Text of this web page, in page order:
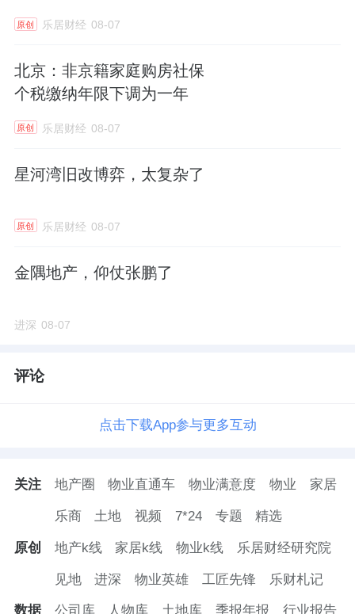
原创 乐居财经 08-07
北京：非京籍家庭购房社保
个税缴纳年限下调为一年
原创 乐居财经 08-07
星河湾旧改博弈，太复杂了
原创 乐居财经 08-07
金隅地产，仰仗张鹏了
进深 08-07
评论
点击下载App参与更多互动
关注 地产圈 物业直通车 物业满意度 物业 家居
乐商 土地 视频 7*24 专题 精选
原创 地产k线 家居k线 物业k线 乐居财经研究院
见地 进深 物业英雄 工匠先锋 乐财札记
数据 公司库 人物库 土地库 季报年报 行业报告